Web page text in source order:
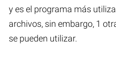
y es el programa más
archivos, sin embargo, 1
se pueden utilizar.